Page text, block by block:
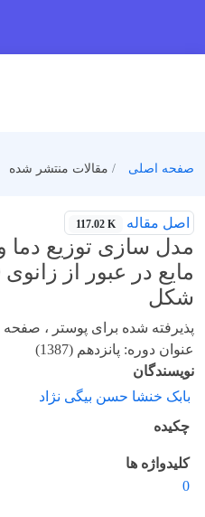
صفحه اصلی مقالات منتشر شده
اصل مقاله 117.02 K
مدل سازی توزیع
شکل
پذیرفته شده برای پوستر ، صفحه 0-0 (
عنوان دوره: پانزدهم (1387)
نویسندگان
بابک خنشا حسن بیگی نژاد
چکیده
کلیدواژه ها
0